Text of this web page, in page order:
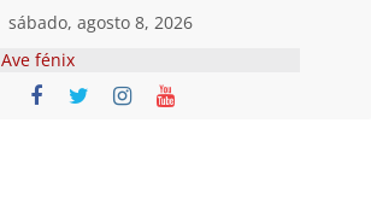
sábado, agosto 8, 2026
Ave fénix
¿Dios no existe?
First Time